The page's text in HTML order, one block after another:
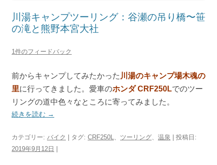
川湯キャンプツーリング：谷瀬の吊り橋〜笹
の滝と熊野本宮大社
1件のフィードバック
前からキャンプしてみたかった 川湯のキャンプ場木魂の
里に行ってきました。愛車のホンダ CRF250Lでのツー
リングの道中色々なところに寄ってみました。
続きを読む →
カテゴリー: バイク | タグ: CRF250L ツーリング 温泉
| 投稿日:
2019年9月12日